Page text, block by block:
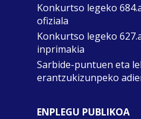
Konkurtso legeko
ofiziala
Konkurtso legeko
inprimakia
Sarbide-puntuen eta
erantzukizunpeko
ENPLEGU PUBLIKOA